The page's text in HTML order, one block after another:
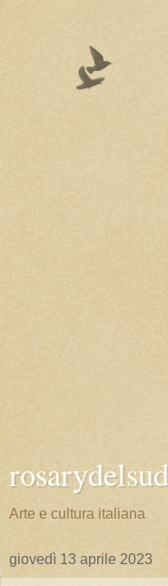
Arte e cultura italiana
giovedì 13 aprile 2023